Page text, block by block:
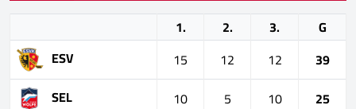
1. 2. 3.
G
ESV
15 12 12
39
SEL
10 5 10 25